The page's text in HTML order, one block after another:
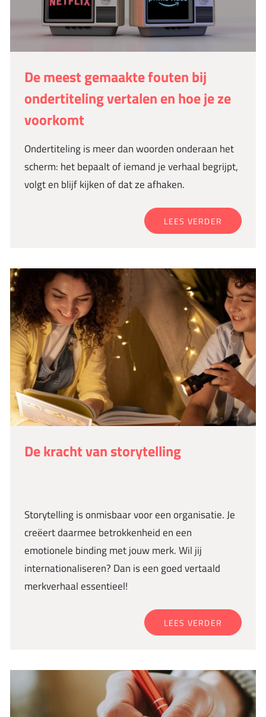
De meest gemaakte fouten bij
ondertiteling vertalen en hoe je ze
voorkomt
Ondertiteling is meer dan woorden onderaan het
scherm: het bepaalt of iemand je verhaal begrijpt,
volgt en blijf kijken of dat ze afhaken.
LEES VERDER
De kracht van storytelling
Storytelling is onmisbaar voor een organisatie. Je
creëert daarmee betrokkenheid en een
emotionele binding met jouw merk. Wil jij
internationaliseren? Dan is een goed vertaald
merkverhaal essentieel!
LEES VERDER